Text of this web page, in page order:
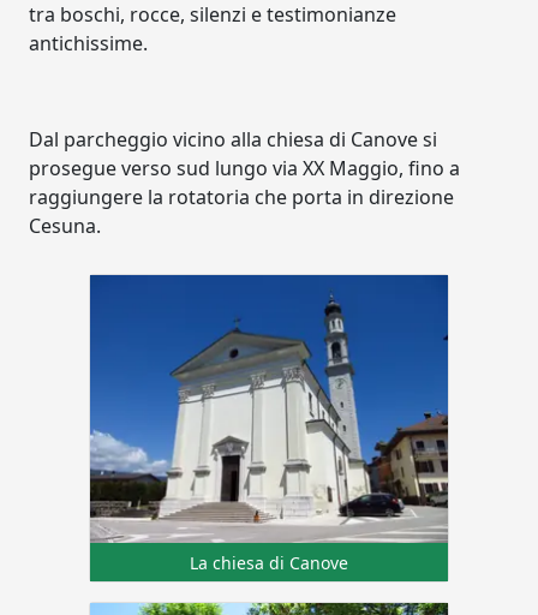
tra boschi, rocce, silenzi e testimonianze
antichissime.
Dal parcheggio vicino alla chiesa di Canove si
prosegue verso sud lungo via XX Maggio, fino a
raggiungere la rotatoria che porta in direzione
Cesuna.
La chiesa di Canove